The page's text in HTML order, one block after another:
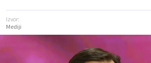
Izvor:
Mediji